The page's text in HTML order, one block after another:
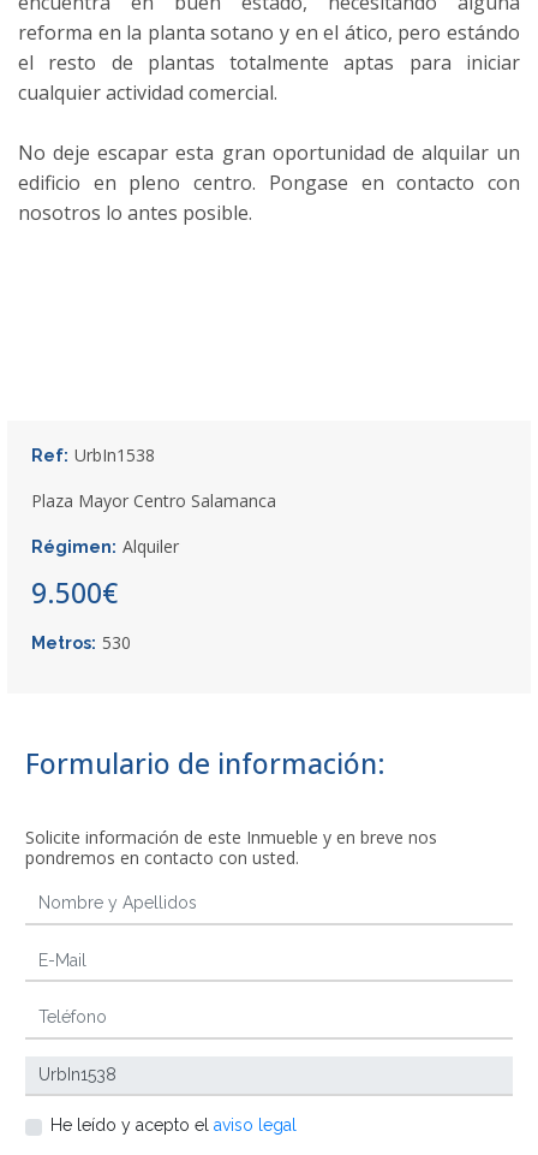
reforma en la planta sotano y en el ático, pero estándo
el resto de plantas totalmente aptas para iniciar
cualquier actividad comercial.
No deje escapar esta gran oportunidad de alquilar un
edificio en pleno centro. Pongase en contacto con
nosotros lo antes posible.
Ref: UrbIn1538
Plaza Mayor Centro Salamanca
Régimen: Alquiler
9.500€
Metros: 530
Formulario de información:
Solicite información de este Inmueble y en breve nos
pondremos en contacto con usted.
He leído y acepto el aviso legal